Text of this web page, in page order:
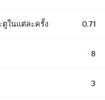
ตูในแต่ละครั้ง 0.71
8
3